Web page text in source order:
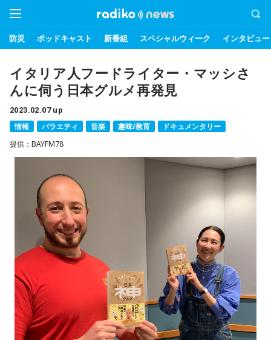
防災 ポッドキャスト 新番組 スペシャルウィーク インタビュー
イタリア人フードライター・マッシさ
んに伺う日本グルメ再発見
2023.02.07 up
情報 バラエティ 音楽 趣味/教育
ドキュメンタリー
提供：BAYFM78